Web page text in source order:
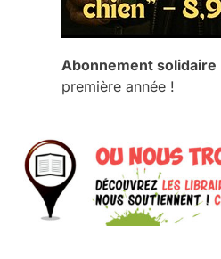
Abonnement solidaire
première année !